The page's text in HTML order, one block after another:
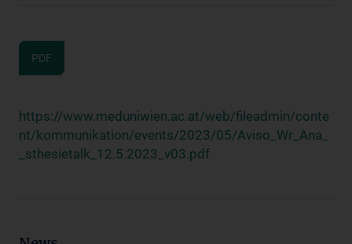
PDF
https://www.meduniwien.ac.at/web/fileadmin/conte
nt/kommunikation/events/2023/05/Aviso_Wr_Ana_
_sthesietalk_12.5.2023_v03.pdf